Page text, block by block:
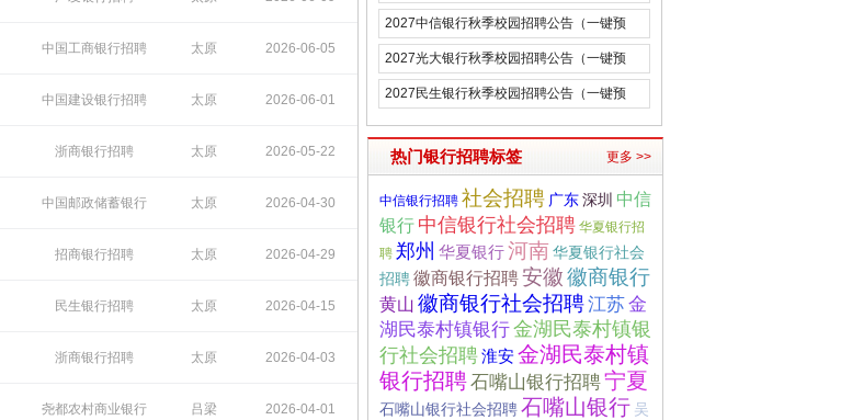
10:39:20
中国工商银行招聘 太原 2026-06-05
09:34:43
中国建设银行招聘 太原 2026-06-01
15:14:06
浙商银行招聘 太原 2026-05-22
14:39:58
中国邮政储蓄银行
招聘
太原 2026-04-30
10:16:44
招商银行招聘 太原 2026-04-29
09:54:55
民生银行招聘 太原 2026-04-15
10:46:40
浙商银行招聘 太原 2026-04-03
10:39:34
尧都农村商业银行 吕梁 2026-04-01
约）
2027中信银行秋季校园招聘公告（一键预
约）
2027光大银行秋季校园招聘公告（一键预
约）
2027民生银行秋季校园招聘公告（一键预
热门银行招聘标签 更多 >>
中信银行招聘 社会招聘 广东深圳 中信
银行 中信银行社会招聘 华夏银行招
聘 郑州 华夏银行河南华夏银行社会
招聘徽商银行招聘安徽徽商银行
黄山 徽商银行社会招聘江苏金
湖民泰村镇银行金湖民泰村镇银
行社会招聘淮安金湖民泰村镇
银行招聘石嘴山银行招聘宁夏
石嘴山银行社会招聘石嘴山银行 吴